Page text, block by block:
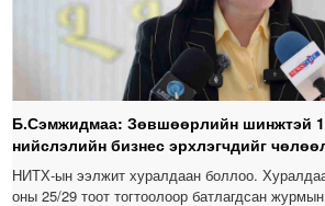
Б.Сэмжидмаа: Зөвшөөрлийн шинжтэй
нийслэлийн бизнес эрхлэгчдийг
НИТХ-ын ээлжит хуралдаан боллоо.
оны 25/29 тоот тогтоолоор батлагдсан